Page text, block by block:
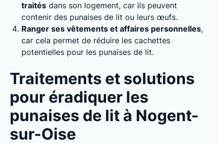
traités dans son logement, car ils peuvent
contenir des punaises de lit ou leurs œufs.
Ranger ses vêtements et affaires personnelles,
car cela permet de réduire les cachettes
potentielles pour les punaises de lit.
Traitements et solutions
pour éradiquer les
punaises de lit à Nogent-
sur-Oise